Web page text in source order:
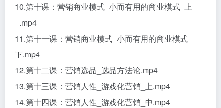
10.第十课：营销商业模式_小而有用的商业模式_上
_.mp4
11.第十一课：营销商业模式_小而有用的商业模式_
下.mp4
12.第十二课：营销选品_选品方法论.mp4
13.第十三课：营销人性_游戏化营销_上.mp4
14.第十四课：营销人性_游戏化营销_中.mp4